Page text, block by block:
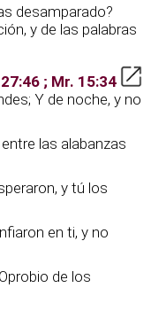
desamparado?
y de las palabras
; Mr. 15:34
Y de noche, y no
las alabanzas
y tú los
en ti, y no
de los